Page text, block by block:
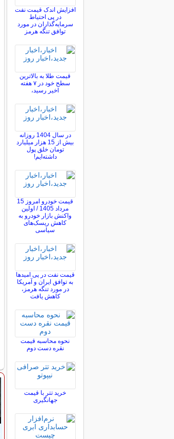
افزایش اندک قیمت نفت
در پی احتیاط
سرمایه‌گذاران در مورد
توافق تنگه هرمز
قیمت طلا به بالاترین
سطح خود در ۷ هفته
اخیر رسید،
در سال 1404 روزانه
بیش از 15 هزار میلیارد
تومان خلق پول
داشته‌ایم!
قیمت خودرو امروز 15
مرداد 1405 / اولین
واکنش بازار خودرو به
کاهش ریسک‌های
سیاسی
قیمت نفت در پی امیدها
به توافق ایران و آمریکا
در مورد تنگه هرمز،
کاهش یافت
نحوه محاسبه قیمت
نقره دست دوم
خرید تتر با قیمت
جهانگیری